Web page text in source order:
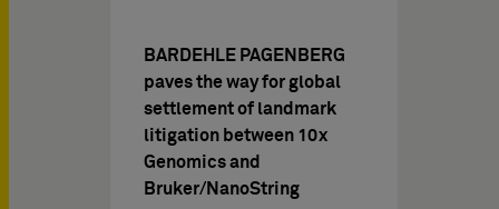
BARDEHLE PAGENBERG
paves the way for global
settlement of landmark
litigation between 10x
Genomics and
Bruker/NanoString